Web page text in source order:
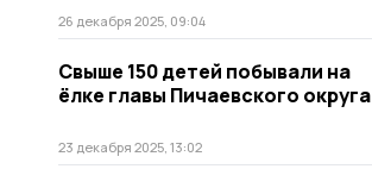
26 декабря 2025, 09:04
Свыше 150 детей побывали на
ёлке главы Пичаевского округа
23 декабря 2025, 13:02